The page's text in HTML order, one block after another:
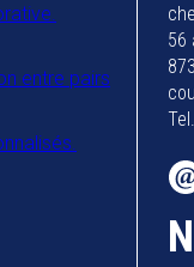
entre pairs
56